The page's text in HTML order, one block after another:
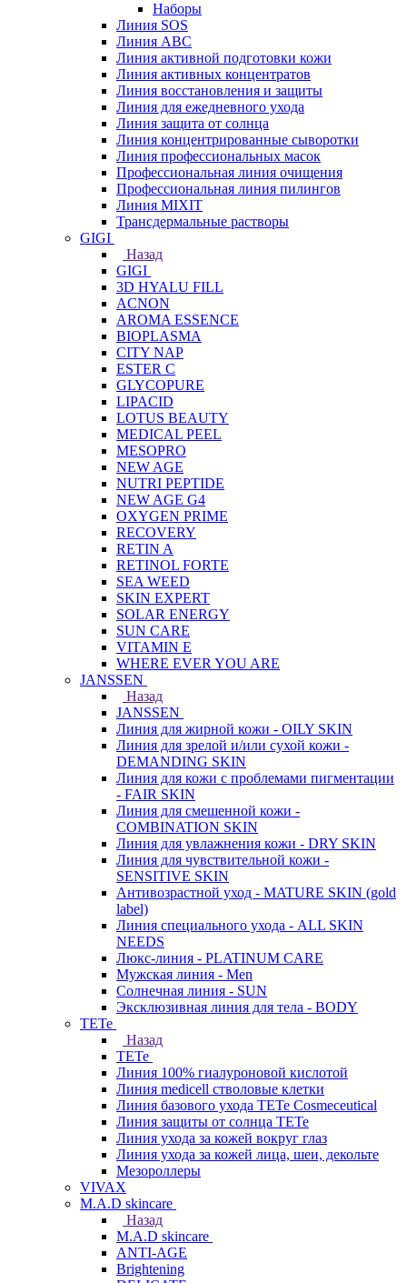
Наборы
Линия SOS
Линия АВС
Линия активной подготовки кожи
Линия активных концентратов
Линия восстановления и защиты
Линия для ежедневного ухода
Линия защита от солнца
Линия концентрированные сыворотки
Линия профессиональных масок
Профессиональная линия очищения
Профессиональная линия пилингов
Линия MIXIT
Трансдермальные растворы
GIGI
Назад
GIGI
3D HYALU FILL
ACNON
AROMA ESSENCE
BIOPLASMA
CITY NAP
ESTER C
GLYCOPURE
LIPACID
LOTUS BEAUTY
MEDICAL PEEL
MESOPRO
NEW AGE
NUTRI PEPTIDE
NEW AGE G4
OXYGEN PRIME
RECOVERY
RETIN A
RETINOL FORTE
SEA WEED
SKIN EXPERT
SOLAR ENERGY
SUN CARE
VITAMIN E
WHERE EVER YOU ARE
JANSSEN
Назад
JANSSEN
Линия для жирной кожи - OILY SKIN
Линия для зрелой и/или сухой кожи -
DEMANDING SKIN
Линия для кожи с проблемами пигментации
- FAIR SKIN
Линия для смешенной кожи -
COMBINATION SKIN
Линия для увлажнения кожи - DRY SKIN
Линия для чувствительной кожи -
SENSITIVE SKIN
Антивозрастной уход - MATURE SKIN (gold
label)
Линия специального ухода - ALL SKIN
NEEDS
Люкс-линия - PLATINUM CARE
Мужская линия - Men
Солнечная линия - SUN
Эксклюзивная линия для тела - BODY
TETe
Назад
TETe
Линия 100% гиалуроновой кислотой
Линия medicell стволовые клетки
Линия базового ухода TETe Cosmeceutical
Линия защиты от солнца TETe
Линия ухода за кожей вокруг глаз
Линия ухода за кожей лица, шеи, декольте
Мезороллеры
VIVAX
M.A.D skincare
Назад
M.A.D skincare
ANTI-AGE
Brightening